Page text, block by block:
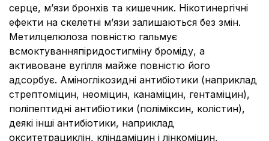
серце, м’язи бронхів та кишечник. Нікотинергічні
ефекти на скелетні м’язи залишаються без змін.
Метилцелюлоза повністю гальмує
всмоктуванняпiридостигмiну бромiду, а
активоване вугілля майже повністю його
адсорбує. Аміноглікозидні антибіотики (наприклад
стрептоміцин, неоміцин, канаміцин, гентаміцин),
поліпептидні антибіотики (поліміксин, колістин),
деякі інші антибіотики, наприклад
окситетрациклін, кліндаміцин і лінкоміцин,